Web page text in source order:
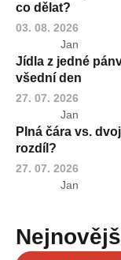
co dělat?
03. 08. 2026
Jan
Jídla z jedné
všední den
27. 07. 2026
Jan
Plná čára vs.
rozdíl?
27. 07. 2026
Jan